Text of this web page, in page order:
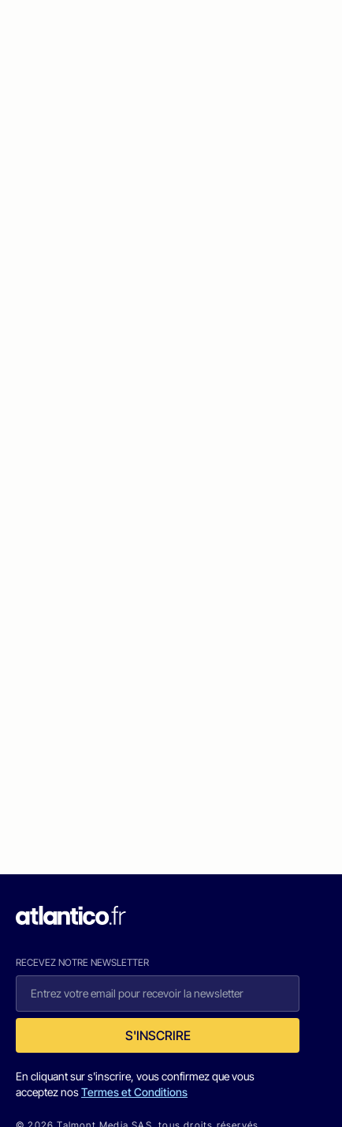
RECEVEZ NOTRE NEWSLETTER
S'INSCRIRE
En cliquant sur s'inscrire, vous confirmez que vous
acceptez nosTermes et Conditions